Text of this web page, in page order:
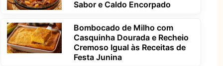
Sabor e Caldo Encorpado
Bombocado de Milho com
Casquinha Dourada e Recheio
Cremoso Igual às Receitas de
Festa Junina